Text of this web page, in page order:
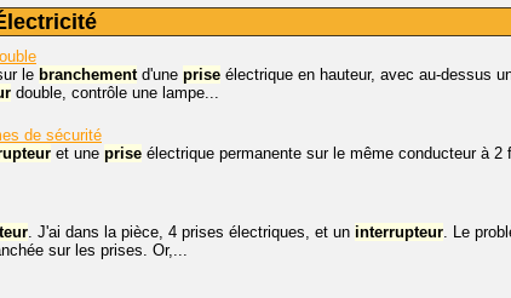
le branchementd'une prise électrique en hauteur, avec au-dessus
double, contrôle une lampe...
de sécurité
et une prise électrique permanente sur le même conducteur à 2
. J'ai dans la pièce, 4 prises électriques, et un interrupteur. Le
sur les prises. Or,...